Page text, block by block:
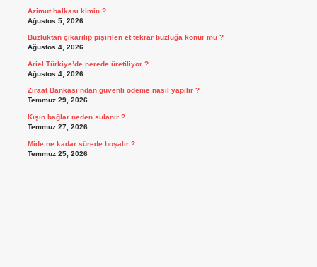
Azimut halkası kimin ?
Ağustos 5, 2026
Buzluktan çıkarılıp pişirilen et tekrar buzluğa konur mu ?
Ağustos 4, 2026
Ariel Türkiye’de nerede üretiliyor ?
Ağustos 4, 2026
Ziraat Bankası’ndan güvenli ödeme nasıl yapılır ?
Temmuz 29, 2026
Kışın bağlar neden sulanır ?
Temmuz 27, 2026
Mide ne kadar sürede boşalır ?
Temmuz 25, 2026